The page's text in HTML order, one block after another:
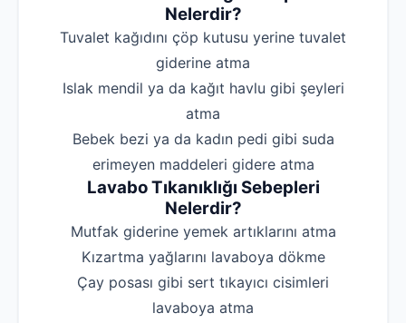
Nelerdir?
‌Tuvalet kağıdını çöp kutusu yerine tuvalet
giderine atma
‌Islak mendil ya da kağıt havlu gibi şeyleri
atma
‌Bebek bezi ya da kadın pedi gibi suda
erimeyen maddeleri gidere atma
Lavabo Tıkanıklığı Sebepleri
Nelerdir?
‌Mutfak giderine yemek artıklarını atma
‌Kızartma yağlarını lavaboya dökme
‌Çay posası gibi sert tıkayıcı cisimleri
lavaboya atma